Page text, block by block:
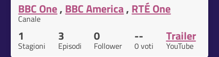
BBC One, BBC America, RTÉ One
Canale
1
Stagioni
3
Episodi
0
Follower
--
0 voti
Trailer
YouTube